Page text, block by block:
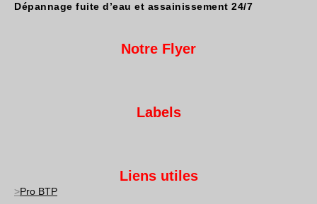
Dépannage fuite d’eau et assainissement 24/7
Notre Flyer
Labels
Liens utiles
>Pro BTP